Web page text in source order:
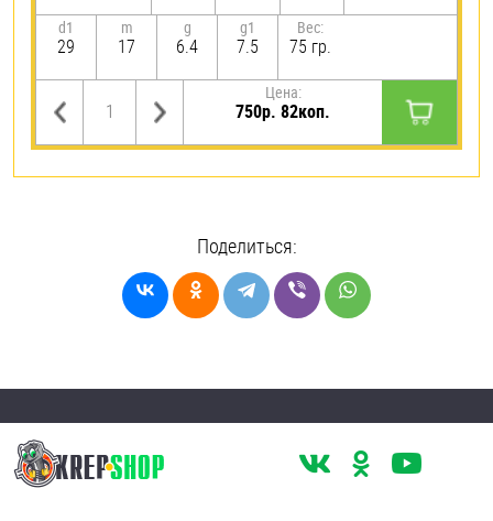
d1
29
m
17
g
6.4
g1
7.5
Вес:
75 гр.
Цена:
750р. 82коп.
Поделиться: